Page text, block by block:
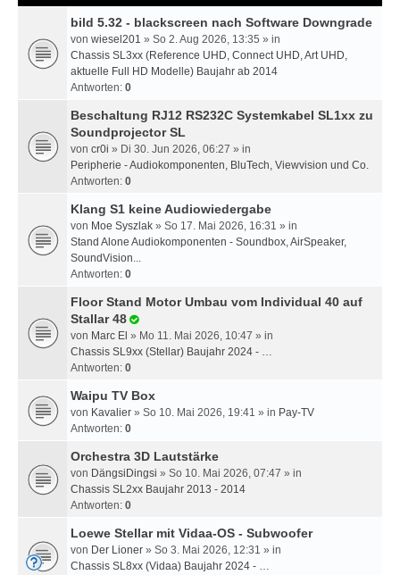
bild 5.32 - blackscreen nach Software Downgrade
von wiesel201 » So 2. Aug 2026, 13:35 » in
Chassis SL3xx (Reference UHD, Connect UHD, Art UHD,
aktuelle Full HD Modelle) Baujahr ab 2014
Antworten: 0
Beschaltung RJ12 RS232C Systemkabel SL1xx zu
Soundprojector SL
von cr0i » Di 30. Jun 2026, 06:27 » in
Peripherie - Audiokomponenten, BluTech, Viewvision und Co.
Antworten: 0
Klang S1 keine Audiowiedergabe
von Moe Syszlak » So 17. Mai 2026, 16:31 » in
Stand Alone Audiokomponenten - Soundbox, AirSpeaker,
SoundVision...
Antworten: 0
Floor Stand Motor Umbau vom Individual 40 auf
Stallar 48
von Marc El » Mo 11. Mai 2026, 10:47 » in
Chassis SL9xx (Stellar) Baujahr 2024 - …
Antworten: 0
Waipu TV Box
von Kavalier » So 10. Mai 2026, 19:41 » in Pay-TV
Antworten: 0
Orchestra 3D Lautstärke
von DängsiDingsi » So 10. Mai 2026, 07:47 » in
Chassis SL2xx Baujahr 2013 - 2014
Antworten: 0
Loewe Stellar mit Vidaa-OS - Subwoofer
von Der Lioner » So 3. Mai 2026, 12:31 » in
Chassis SL8xx (Vidaa) Baujahr 2024 - …